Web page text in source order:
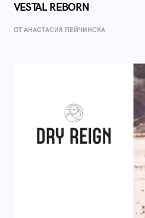
VESTAL REBORN
ОТ AНАСТАСИЯ ПЕЙЧИНСКА